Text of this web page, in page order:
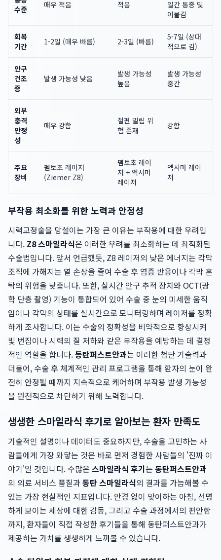
수준
매우 적음 적음
일간 통증 및
이물감
회복
기간
1-2일 (매우 빠름) 2-3일 (빠름)
5-7일 (상대
적으로 김)
안구
건조
증
발생 가능성 낮음
발생 가능성
높음
발생 가능성
중간
외부
충격
안정
성
매우 강함
절편 밀림 위
험 존재
강함
주요
장비
펨토초 레이저
(Ziemer Z8)
펨토초 레이
저 + 엑시머
레이저
엑시머 레이
저
부작용 최소화를 위한 노력과 안정성
시력교정술을 망설이는 가장 큰 이유는 부작용에 대한 우려입
니다. Z8 스마일라식은 이러한 우려를 최소화하는 데 최적화된
수술법입니다. 앞서 언급했듯, Z8 레이저의 낮은 에너지는 각막
조직에 가해지는 열 손상을 줄여 수술 후 염증 반응이나 각막 혼
탁의 위험을 낮춥니다. 또한, 실시간 안구 추적 장치와 OCT(광
학 단층 촬영) 기능이 통합되어 있어 수술 중 눈의 미세한 움직
임이나 각막의 상태를 실시간으로 모니터링하며 레이저를 정확
하게 조사합니다. 이는 수술의 정확성을 비약적으로 향상시켜
빛 번짐이나 시력의 질 저하와 같은 부작용을 예방하는 데 결정
적인 역할을 합니다.동탄퍼스트안과는 이러한 첨단 기술력과
더불어, 수술 후 체계적인 관리 프로그램을 통해 환자의 눈이 완
전히 안정될 때까지 지속적으로 케어하며 부작용 발생 가능성
을 원천적으로 차단하기 위해 노력합니다.
생생한 스마일라식 후기로 알아보는 환자 만족도
기술적인 설명이나 데이터도 중요하지만, 수술을 고민하는 사
람들에게 가장 와닿는 것은 바로 먼저 경험한 사람들의 '진짜 이
야기'일 것입니다. 수많은 스마일라식 후기는 동탄퍼스트안과
의 의료 서비스 품질과동탄 스마일라식의 결과를 가늠해볼 수
있는 가장 현실적인 지표입니다. 안경 없이 맞이하는 아침, 선명
하게 보이는 세상에 대한 감동, 그리고 수술 과정에서의 편안함
까지, 환자들이 직접 작성한 후기들을 통해 동탄퍼스트안과가
제공하는 가치를 생생하게 느껴볼 수 있습니다.